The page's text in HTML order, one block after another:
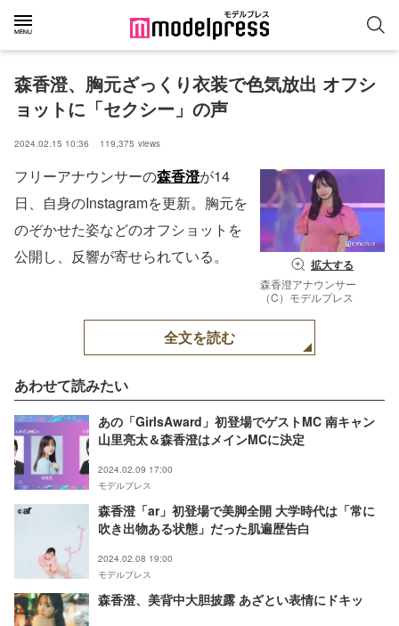
森香澄、胸元ざっくり衣装で色気放出 オフシ
ョットに「セクシー」の声
2024.02.15 10:36 119,375 views
拡大する
森香澄アナウンサー
（C）モデルプレス
フリーアナウンサーの森香澄が14
日、自身のInstagramを更新。胸元を
のぞかせた姿などのオフショットを
公開し、反響が寄せられている。
全文を読む
あわせて読みたい
あの「GirlsAward」初登場でゲストMC 南キャン
山里亮太＆森香澄はメインMCに決定
2024.02.09 17:00
モデルプレス
森香澄「ar」初登場で美脚全開 大学時代は「常に
吹き出物ある状態」だった肌遍歴告白
2024.02.08 19:00
モデルプレス
森香澄、美背中大胆披露 あざとい表情にドキッ